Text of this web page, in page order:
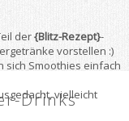
Drinks
der{Blitz-Rezept}-
vorstellen :)
sich Smoothies einfach
vielleicht